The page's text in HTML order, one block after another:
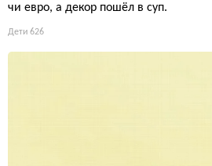
чи евро, а декор пошёл в суп.
Дети 626